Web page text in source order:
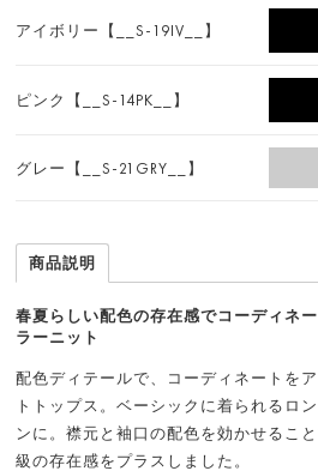
アイボリー【__S-19IV__】
ピンク【__S-14PK__】
グレー【__S-21GRY__】
商品説明
春夏らしい配色の存在感でコーディネ
ラーニット
配色ディテールで、コーディネートを
トトップス。ベーシックに着られるロ
ンに。襟元と袖口の配色を効かせるこ
級の存在感をプラスしました。